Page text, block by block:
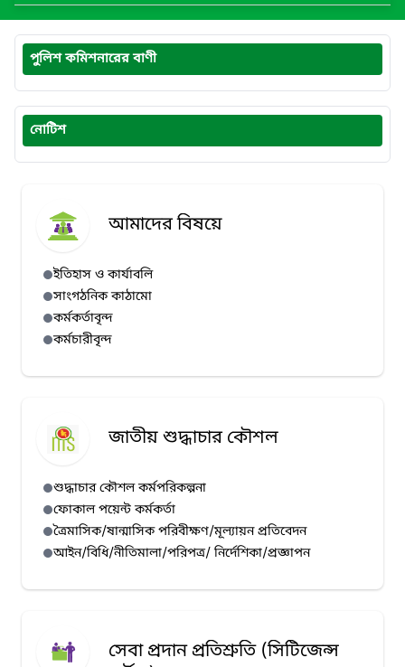
পুলিশ কমিশনারের বাণী
নোটিশ
আমাদের বিষয়ে
ইতিহাস ও কার্যাবলি
সাংগঠনিক কাঠামো
কর্মকর্তাবৃন্দ
কর্মচারীবৃন্দ
জাতীয় শুদ্ধাচার কৌশল
শুদ্ধাচার কৌশল কর্মপরিকল্পনা
ফোকাল পয়েন্ট কর্মকর্তা
ত্রৈমাসিক/ষান্মাসিক পরিবীক্ষণ/মূল্যায়ন প্রতিবেদন
আইন/বিধি/নীতিমালা/পরিপত্র/ নির্দেশিকা/প্রজ্ঞাপন
সেবা প্রদান প্রতিশ্রুতি (সিটিজেন্স